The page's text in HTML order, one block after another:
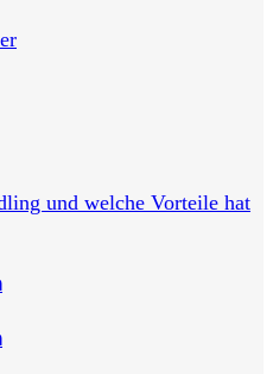
und welche Vorteile hat